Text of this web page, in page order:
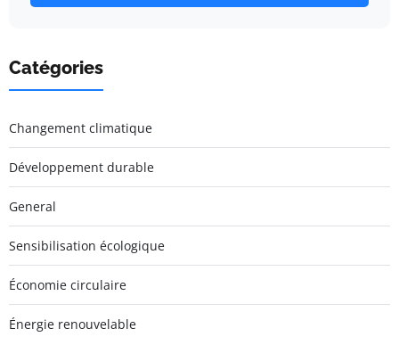
Catégories
Changement climatique
Développement durable
General
Sensibilisation écologique
Économie circulaire
Énergie renouvelable